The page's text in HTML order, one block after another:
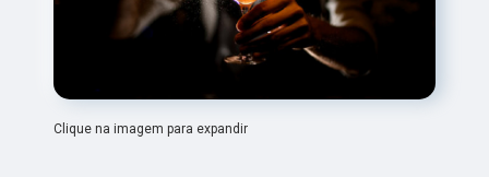
Clique na imagem para expandir